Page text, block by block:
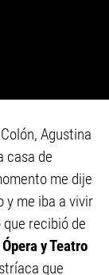
Agustina
casa de
me dije
y me iba a vivir
que recibió de
y Teatro
que